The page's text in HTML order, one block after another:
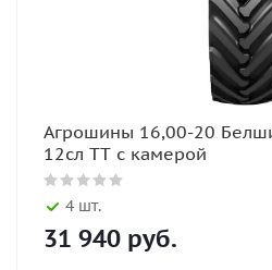
Агрошины 16,00-20
12сл TT с камерой
4 шт.
31 940 руб.